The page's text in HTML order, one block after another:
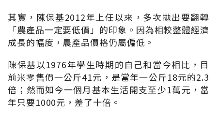
其實，陳保基2012年上任以來，多次拋出要翻轉
「農產品一定要低價」的印象。因為相較整體經濟
成長的幅度，農產品價格仍屬偏低。
陳保基以1976年學生時期的自己和當今相比，目
前米零售價一公斤41元，是當年一公斤18元的2.3
倍；然而如今一個月基本生活開支至少1萬元，當
年只要1000元，差了十倍。